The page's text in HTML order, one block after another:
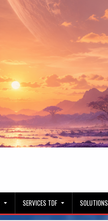
SERVICES TDF SOLUTIONS